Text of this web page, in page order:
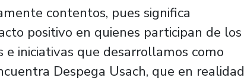
contentos, pues significa
positivo en quienes participan de los
iniciativas que desarrollamos como
Despega Usach, que en realidad